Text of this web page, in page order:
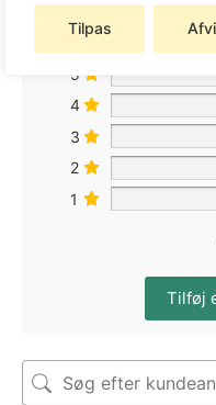
Tilpas
5
4
3
2
1
Tilføj